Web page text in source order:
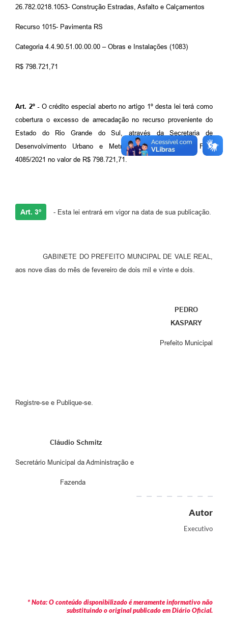
26.782.0218.1053- Construção Estradas, Asfalto e Calçamentos
Recurso 1015- Pavimenta RS
Categoria 4.4.90.51.00.00.00 – Obras e Instalações (1083)
R$ 798.721,71
Art. 2º - O crédito especial aberto no artigo 1º desta lei terá como
cobertura o excesso de arrecadação no recurso proveniente do
Estado do Rio Grande do Sul, através da Secretaria de
Desenvolvimento Urbano e Metropolitano sob número FPE
4085/2021 no valor de R$ 798.721,71.
Art. 3º - Esta lei entrará em vigor na data de sua publicação.
GABINETE DO PREFEITO MUNCIPAL DE VALE REAL,
aos nove dias do mês de fevereiro de dois mil e vinte e dois.
PEDRO
KASPARY
Prefeito Municipal
Registre-se e Publique-se.
Cláudio Schmitz
Secretário Municipal da Administração e
Fazenda
Autor
Executivo
* Nota: O conteúdo disponibilizado é meramente informativo não
substituindo o original publicado em Diário Oficial.